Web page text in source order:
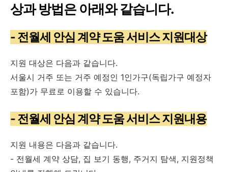
상과 방법은 아래와 같습니다.
- 전월세 안심 계약 도움 서비스 지원대상
지원 대상은 다음과 같습니다.
서울시 거주 또는 거주 예정인 1인가구(독립가구 예정자
포함)가 무료로 이용할 수 있습니다.
- 전월세 안심 계약 도움 서비스 지원내용
지원 내용은 다음과 같습니다.
- 전월세 계약 상담, 집 보기 동행, 주거지 탐색, 지원정책